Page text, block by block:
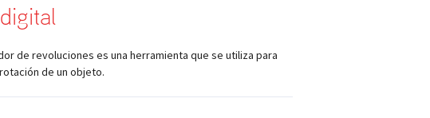
de revoluciones es una herramienta que se utiliza para
de un objeto.